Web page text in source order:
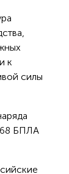
к
силы
БПЛА